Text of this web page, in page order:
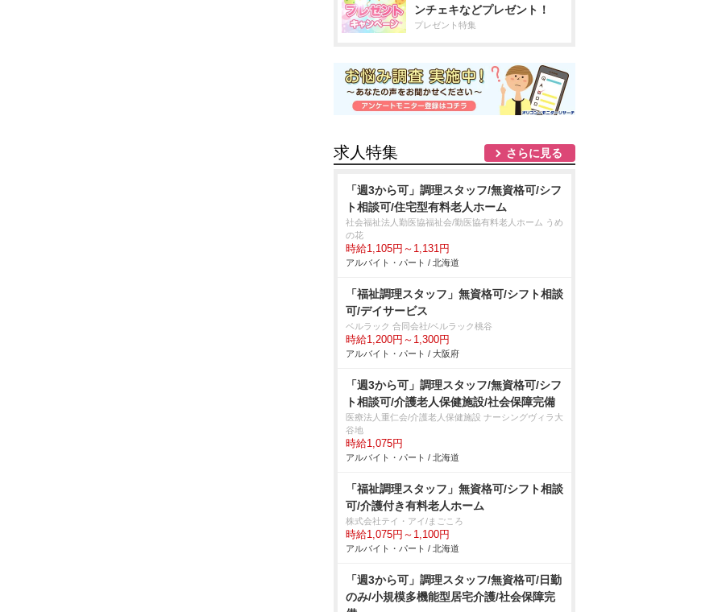
ンチェキなどプレゼント！
プレゼント特集
求人特集 さらに見る
「週3から可」調理スタッフ/無資格可/シフ
ト相談可/住宅型有料老人ホーム
社会福祉法人勤医協福祉会/勤医協有料老人ホーム うめ
の花
時給1,105円～1,131円
アルバイト・パート / 北海道
「福祉調理スタッフ」無資格可/シフト相談
可/デイサービス
ベルラック 合同会社/ベルラック桃谷
時給1,200円～1,300円
アルバイト・パート / 大阪府
「週3から可」調理スタッフ/無資格可/シフ
ト相談可/介護老人保健施設/社会保障完備
医療法人重仁会/介護老人保健施設 ナーシングヴィラ大
谷地
時給1,075円
アルバイト・パート / 北海道
「福祉調理スタッフ」無資格可/シフト相談
可/介護付き有料老人ホーム
株式会社テイ・アイ/まごころ
時給1,075円～1,100円
アルバイト・パート / 北海道
「週3から可」調理スタッフ/無資格可/日勤
のみ/小規模多機能型居宅介護/社会保障完